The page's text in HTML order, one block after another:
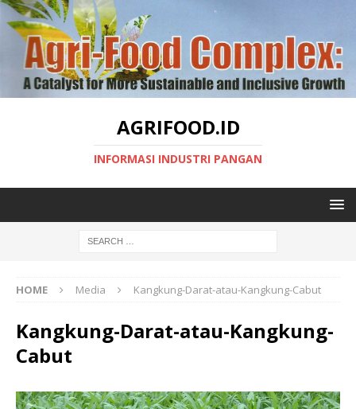
AGRIFOOD.ID
INFORMASI INDUSTRI PANGAN
HOME Media Kangkung-Darat-atau-Kangkung-Cabut
Kangkung-Darat-atau-Kangkung-
Cabut